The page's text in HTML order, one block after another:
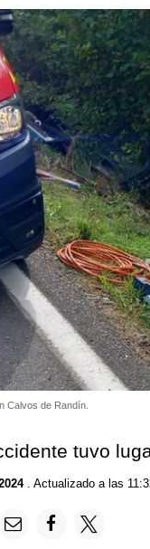
Calvos de Randín.
tuvo
. Actualizado a las